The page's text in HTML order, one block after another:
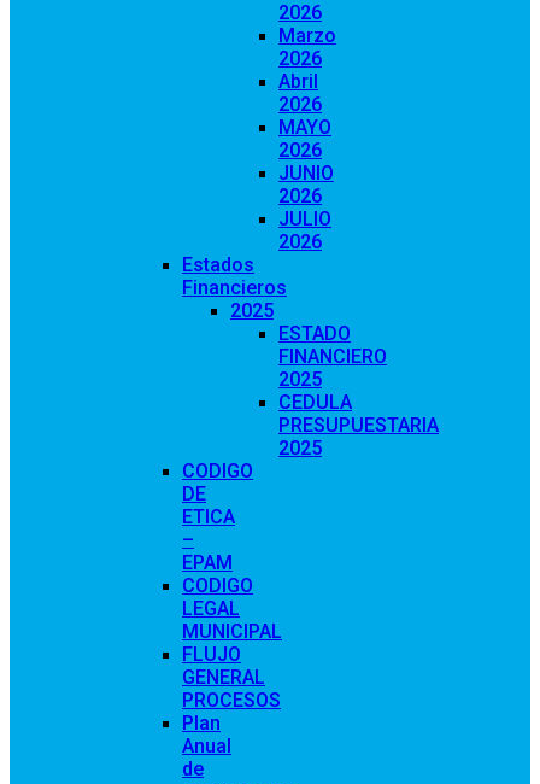
2026
Marzo
2026
Abril
2026
MAYO
2026
JUNIO
2026
JULIO
2026
Estados
Financieros
2025
ESTADO
FINANCIERO
2025
CEDULA
PRESUPUESTARIA
2025
CODIGO
DE
ETICA
–
EPAM
CODIGO
LEGAL
MUNICIPAL
FLUJO
GENERAL
PROCESOS
Plan
Anual
de